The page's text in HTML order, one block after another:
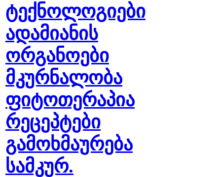
ტექნოლოგიები
ადამიანის
ორგანოები
მკურნალობა
ფიტოთერაპია
რეცეპტები
გამოხმაურება
სამკურ.